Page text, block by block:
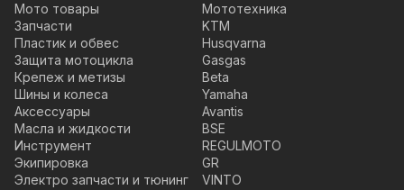
Мото товары
Запчасти
Пластик и обвес
Защита мотоцикла
Крепеж и метизы
Шины и колеса
Аксессуары
Масла и жидкости
Инструмент
Экипировка
Электро запчасти и тюнинг
Мототехника
KTM
Husqvarna
Gasgas
Beta
Yamaha
Avantis
BSE
REGULMOTO
GR
VINTO